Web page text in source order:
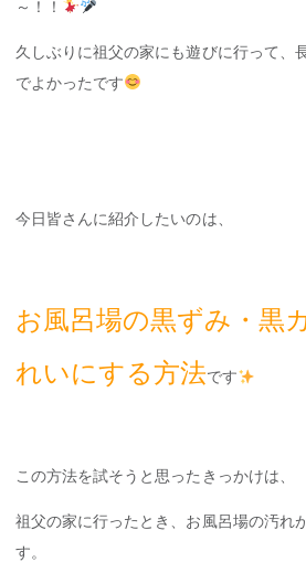
～！！
久しぶりに祖父の家にも遊びに行って、
でよかったです
今日皆さんに紹介したいのは、
お風呂場の黒ずみ・黒
れいにする方法です
この方法を試そうと思ったきっかけは、
祖父の家に行ったとき、お風呂場の汚れ
す。